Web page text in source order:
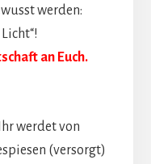
werden:
an Euch.
werdet von
(versorgt)